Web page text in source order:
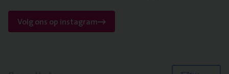
Volg ons op instagram